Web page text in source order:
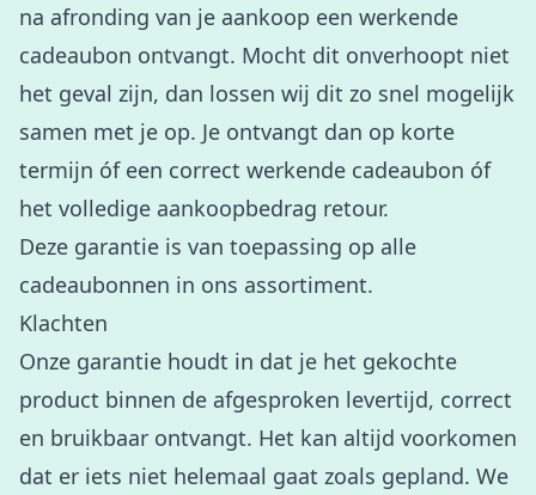
na afronding van je aankoop een werkende
cadeaubon ontvangt. Mocht dit onverhoopt niet
het geval zijn, dan lossen wij dit zo snel mogelijk
samen met je op. Je ontvangt dan op korte
termijn óf een correct werkende cadeaubon óf
het volledige aankoopbedrag retour.
Deze garantie is van toepassing op alle
cadeaubonnen in ons assortiment.
Klachten
Onze garantie houdt in dat je het gekochte
product binnen de afgesproken levertijd, correct
en bruikbaar ontvangt. Het kan altijd voorkomen
dat er iets niet helemaal gaat zoals gepland. We